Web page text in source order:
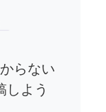
らない
しよう